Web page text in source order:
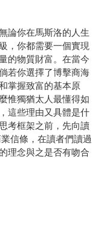
論你在馬斯洛的人生
，你都需要一個實現
的物質財富。在當今
若你選擇了博擊商海
掌握致富的基本原
惟獨猶太人最懂得如
這些理由又具體是什
考框架之前，先向讀
信條，在讀者們讀過
理念與之是否有吻合